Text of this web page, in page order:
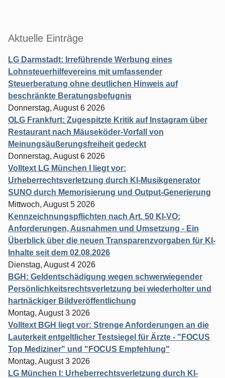
Aktuelle Einträge
LG Darmstadt: Irreführende Werbung eines
Lohnsteuerhilfevereins mit umfassender
Steuerberatung ohne deutlichen Hinweis auf
beschränkte Beratungsbefugnis
Donnerstag, August 6 2026
OLG Frankfurt: Zugespitzte Kritik auf Instagram über
Restaurant nach Mäuseköder-Vorfall von
Meinungsäußerungsfreiheit gedeckt
Donnerstag, August 6 2026
Volltext LG München I liegt vor:
Urheberrechtsverletzung durch KI-Musikgenerator
SUNO durch Memorisierung und Output-Generierung
Mittwoch, August 5 2026
Kennzeichnungspflichten nach Art. 50 KI-VO:
Anforderungen, Ausnahmen und Umsetzung - Ein
Überblick über die neuen Transparenzvorgaben für KI-
Inhalte seit dem 02.08.2026
Dienstag, August 4 2026
BGH: Geldentschädigung wegen schwerwiegender
Persönlichkeitsrechtsverletzung bei wiederholter und
hartnäckiger Bildveröffentlichung
Montag, August 3 2026
Volltext BGH liegt vor: Strenge Anforderungen an die
Lauterkeit entgeltlicher Testsiegel für Ärzte - "FOCUS
Top Mediziner" und "FOCUS Empfehlung"
Montag, August 3 2026
LG München I: Urheberrechtsverletzung durch KI-